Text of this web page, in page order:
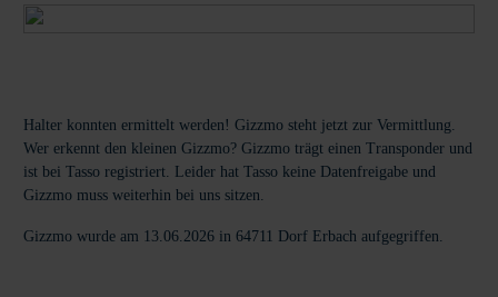
Halter konnten ermittelt werden! Gizzmo steht jetzt zur Vermittlung.
Wer erkennt den kleinen Gizzmo? Gizzmo trägt einen Transponder und
ist bei Tasso registriert. Leider hat Tasso keine Datenfreigabe und
Gizzmo muss weiterhin bei uns sitzen.
Gizzmo wurde am 13.06.2026 in 64711 Dorf Erbach aufgegriffen.